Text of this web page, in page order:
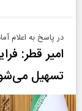
در پاسخ به اعلام
امیر قطر:
تسهیل